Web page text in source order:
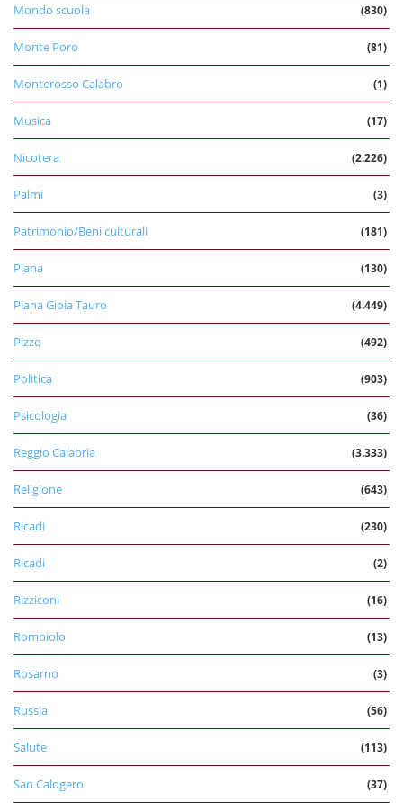
Mondo scuola (830)
Monte Poro (81)
Monterosso Calabro (1)
Musica (17)
Nicotera (2.226)
Palmi (3)
Patrimonio/Beni culturali (181)
Piana (130)
Piana Gioia Tauro (4.449)
Pizzo (492)
Politica (903)
Psicologia (36)
Reggio Calabria (3.333)
Religione (643)
Ricadi (230)
Ricadi (2)
Rizziconi (16)
Rombiolo (13)
Rosarno (3)
Russia (56)
Salute (113)
San Calogero (37)